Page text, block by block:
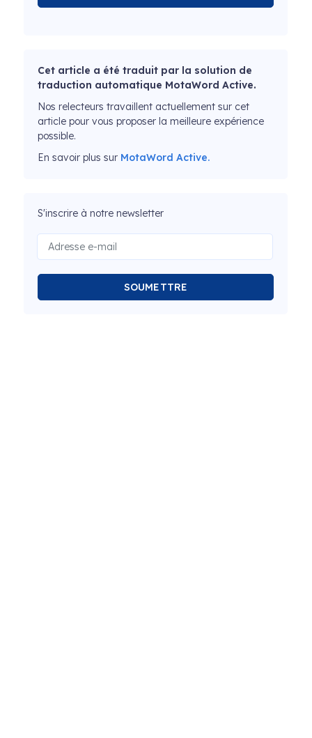
Cet article a été traduit par la solution de
traduction automatique MotaWord Active.
Nos relecteurs travaillent actuellement sur cet
article pour vous proposer la meilleure expérience
possible.
En savoir plus sur MotaWord Active.
S'inscrire à notre newsletter
SOUMETTRE